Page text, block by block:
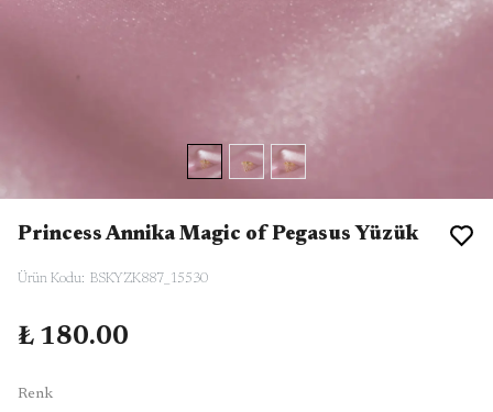
Princess Annika Magic of Pegasus Yüzük
Ürün Kodu: BSKYZK887_15530
₺ 180.00
Renk